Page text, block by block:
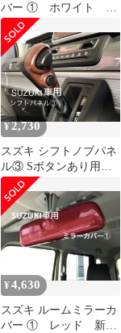
バー ① ホワイト 新
型ジムニー 初代 ハ
スラー
¥2,730
スズキ シフトノブパネ
ル③ Sボタンあり用
マット茶木目 新型ハ
スラー
¥4,630
スズキ ルームミラーカ
バー ① レッド 新型